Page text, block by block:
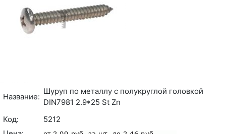
Название:
Шуруп по металлу с полукруглой головкой
DIN7981 2.9*25 St Zn
Код:
5212